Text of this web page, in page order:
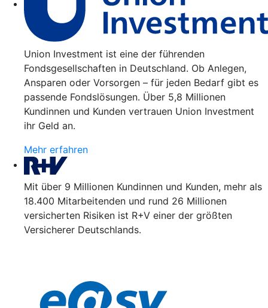
Union Investment ist eine der führenden
Fondsgesellschaften in Deutschland. Ob Anlegen,
Ansparen oder Vorsorgen – für jeden Bedarf gibt es
passende Fondslösungen. Über 5,8 Millionen
Kundinnen und Kunden vertrauen Union Investment
ihr Geld an.
Mehr erfahren
Mit über 9 Millionen Kundinnen und Kunden, mehr als
18.400 Mitarbeitenden und rund 26 Millionen
versicherten Risiken ist R+V einer der größten
Versicherer Deutschlands.